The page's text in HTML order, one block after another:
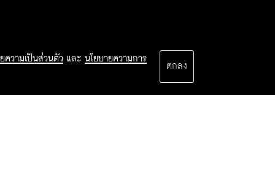
ความเป็นส่วนตัว และ นโยบายความการ
ตกลง